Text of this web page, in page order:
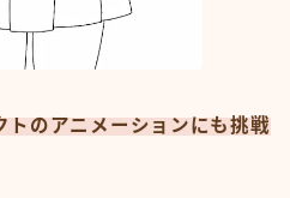
トのアニメーションにも挑戦